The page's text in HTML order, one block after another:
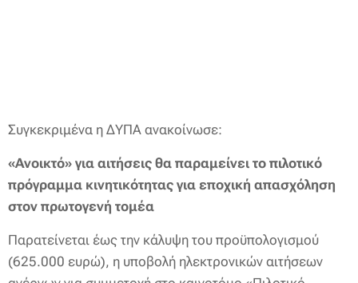
Συγκεκριμένα η ΔΥΠΑ ανακοίνωσε:
«Ανοικτό» για αιτήσεις θα παραμείνει το πιλοτικό
πρόγραμμα κινητικότητας για εποχική απασχόληση
στον πρωτογενή τομέα
Παρατείνεται έως την κάλυψη του προϋπολογισμού
(625.000 ευρώ), η υποβολή ηλεκτρονικών αιτήσεων